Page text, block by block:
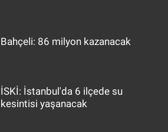
Bahçeli: 86 milyon kazanacak
İSKİ: İstanbul'da 6 ilçede su
kesintisi yaşanacak